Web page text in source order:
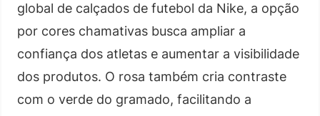
global de calçados de futebol da Nike, a opção
por cores chamativas busca ampliar a
confiança dos atletas e aumentar a visibilidade
dos produtos. O rosa também cria contraste
com o verde do gramado, facilitando a